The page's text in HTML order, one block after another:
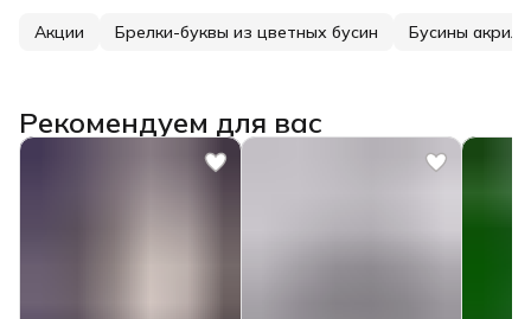
Акции Брелки-буквы из цветных бусин Бусины
Рекомендуем для вас